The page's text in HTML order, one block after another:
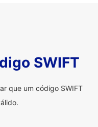
SWIFT
que um código SWIFT